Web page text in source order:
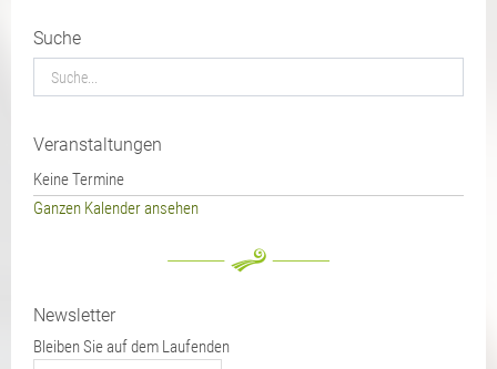
Suche
Veranstaltungen
Keine Termine
Ganzen Kalender ansehen
Newsletter
Bleiben Sie auf dem Laufenden